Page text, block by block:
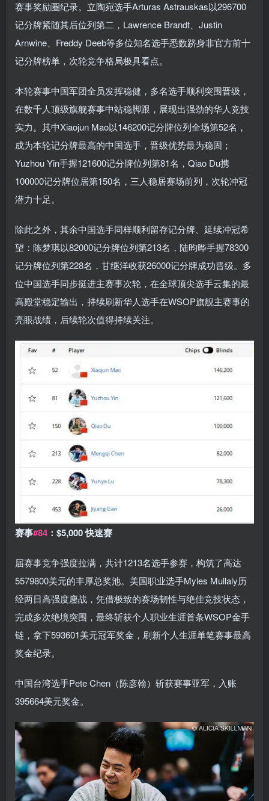
赛事奖励圈纪录。立陶宛选手Arturas Astrauskas以296700
记分牌紧随其后位列第二，Lawrence Brandt、Justin
Arnwine、Freddy Deeb等多位知名选手悉数跻身非官方前十
记分牌榜单，次轮竞争格局极具看点。
本轮赛事中国军团全员发挥稳健，多名选手顺利突围晋级，
在数千人顶级旗舰赛事中站稳脚跟，展现出强劲的华人竞技
实力。其中Xiaojun Mao以146200记分牌位列全场第52名，
成为本轮记分牌最高的中国选手，晋级优势最为稳固；
Yuzhou Yin手握121600记分牌位列第81名，Qiao Du携
100000记分牌位居第150名，三人稳居赛场前列，次轮冲冠
潜力十足。
除此之外，其余中国选手同样顺利留存记分牌、延续冲冠希
望：陈梦琪以82000记分牌位列第213名，陆昀晔手握78300
记分牌位列第228名，甘继洋收获26000记分牌成功晋级。多
位中国选手同步挺进主赛事次轮，在全球顶尖选手云集的最
高殿堂稳定输出，持续刷新华人选手在WSOP旗舰主赛事的
亮眼战绩，后续轮次值得持续关注。
赛事#84 ： $5,000 快速赛
届赛事竞争强度拉满，共计1213名选手参赛，构筑了高达
5579800美元的丰厚总奖池。美国职业选手Myles Mullaly历
经两日高强度鏖战，凭借极致的赛场韧性与绝佳竞技状态，
完成多次绝境突围，最终斩获个人职业生涯首条WSOP金手
链，拿下593601美元冠军奖金，刷新个人生涯单笔赛事最高
奖金纪录。
中国台湾选手Pete Chen（陈彦翰）斩获赛事亚军，入账
395664美元奖金。